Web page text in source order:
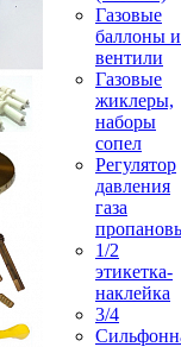
Газовые
баллоны и
вентили
Газовые
жиклеры,
наборы
сопел
Регулятор
давления
газа
1/2
этикетка-
наклейка
3/4